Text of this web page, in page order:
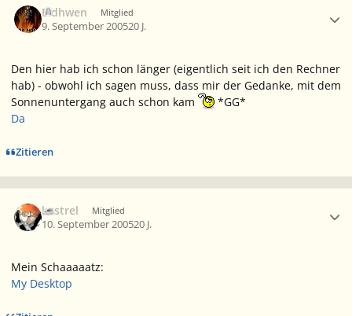
Eldhwen Mitglied
9. September 200520 J.
Den hier hab ich schon länger (eigentlich seit ich den Rechner
hab) - obwohl ich sagen muss, dass mir der Gedanke, mit dem
Sonnenuntergang auch schon kam
*GG*
Da
Zitieren
kestrel Mitglied
10. September 200520 J.
Mein Schaaaaatz:
My Desktop